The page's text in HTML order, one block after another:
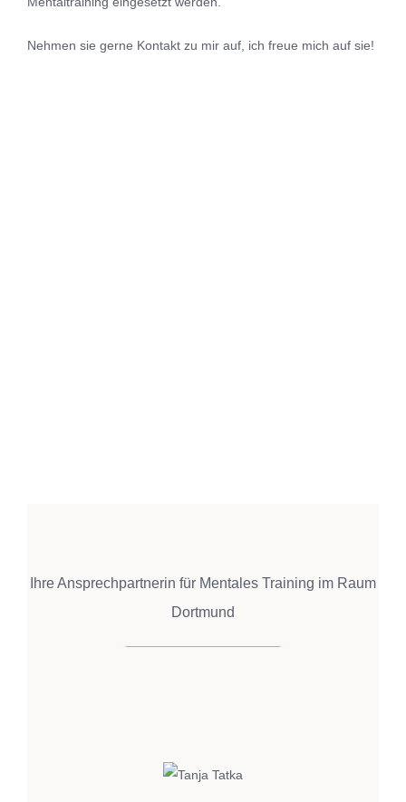
Nehmen sie gerne Kontakt zu mir auf, ich freue mich auf sie!
Ihre Ansprechpartnerin für Mentales Training im Raum
Dortmund